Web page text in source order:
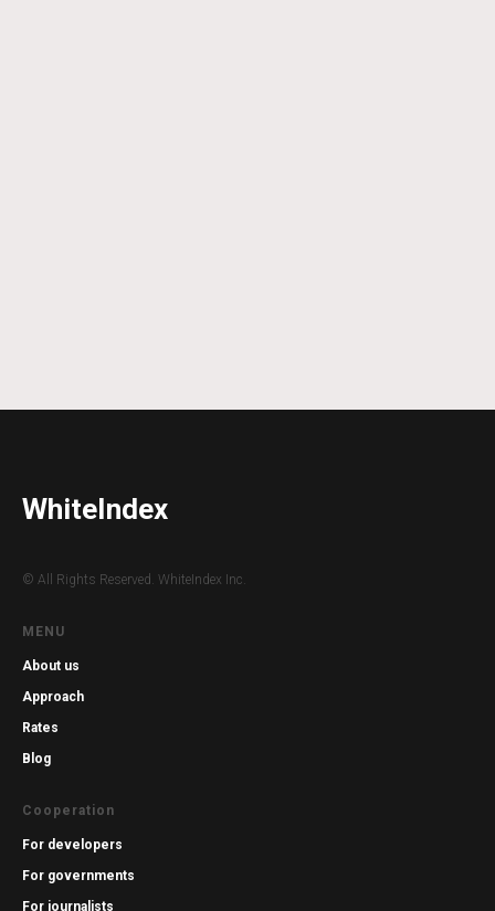
WhiteIndex
© All Rights Reserved. WhiteIndex Inc.
MENU
About us
Approach
Rates
Blog
Cooperation
For developers
For governments
For journalists